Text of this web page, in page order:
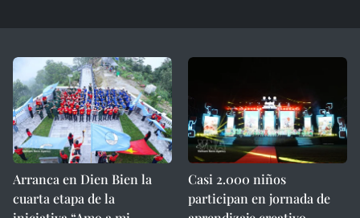
Arranca en Dien Bien la
cuarta etapa de la
Casi 2.000 niños
participan en jornada de